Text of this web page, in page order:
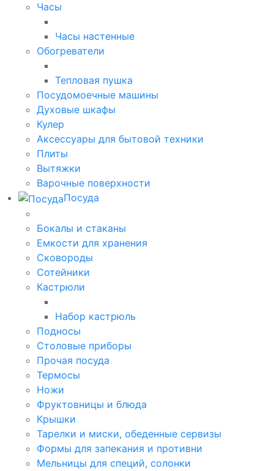
Часы
Часы настенные
Обогреватели
Тепловая пушка
Посудомоечные машины
Духовые шкафы
Кулер
Аксессуары для бытовой техники
Плиты
Вытяжки
Варочные поверхности
Посуда
Бокалы и стаканы
Емкости для хранения
Сковороды
Сотейники
Кастрюли
Набор кастрюль
Подносы
Столовые приборы
Прочая посуда
Термосы
Ножи
Фруктовницы и блюда
Крышки
Тарелки и миски, обеденные сервизы
Формы для запекания и противни
Мельницы для специй, солонки